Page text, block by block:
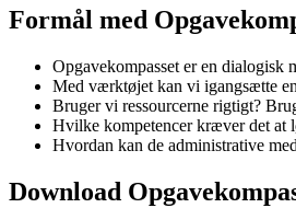
Formål med
Opgavekompasset er en dialogisk
Med værktøjet kan vi igangsætte
Bruger vi ressourcerne rigtigt?
Hvilke kompetencer kræver det at
Hvordan kan de administrative
Download